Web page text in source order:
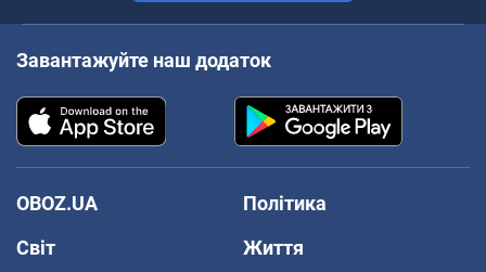
Завантажуйте наш додаток
OBOZ.UA
Політика
Світ
Життя